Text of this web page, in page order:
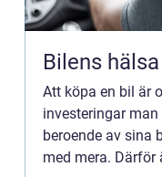
Bilens hälsa
Att köpa en bil är
investeringar
beroende av sina
med mera. Därför